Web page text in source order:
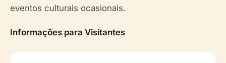
eventos culturais ocasionais.
Informações para Visitantes